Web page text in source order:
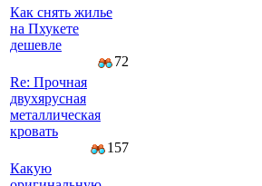
Как снять жилье
на Пхукете
дешевле
72
Re: Прочная
двухярусная
металлическая
кровать
157
Какую